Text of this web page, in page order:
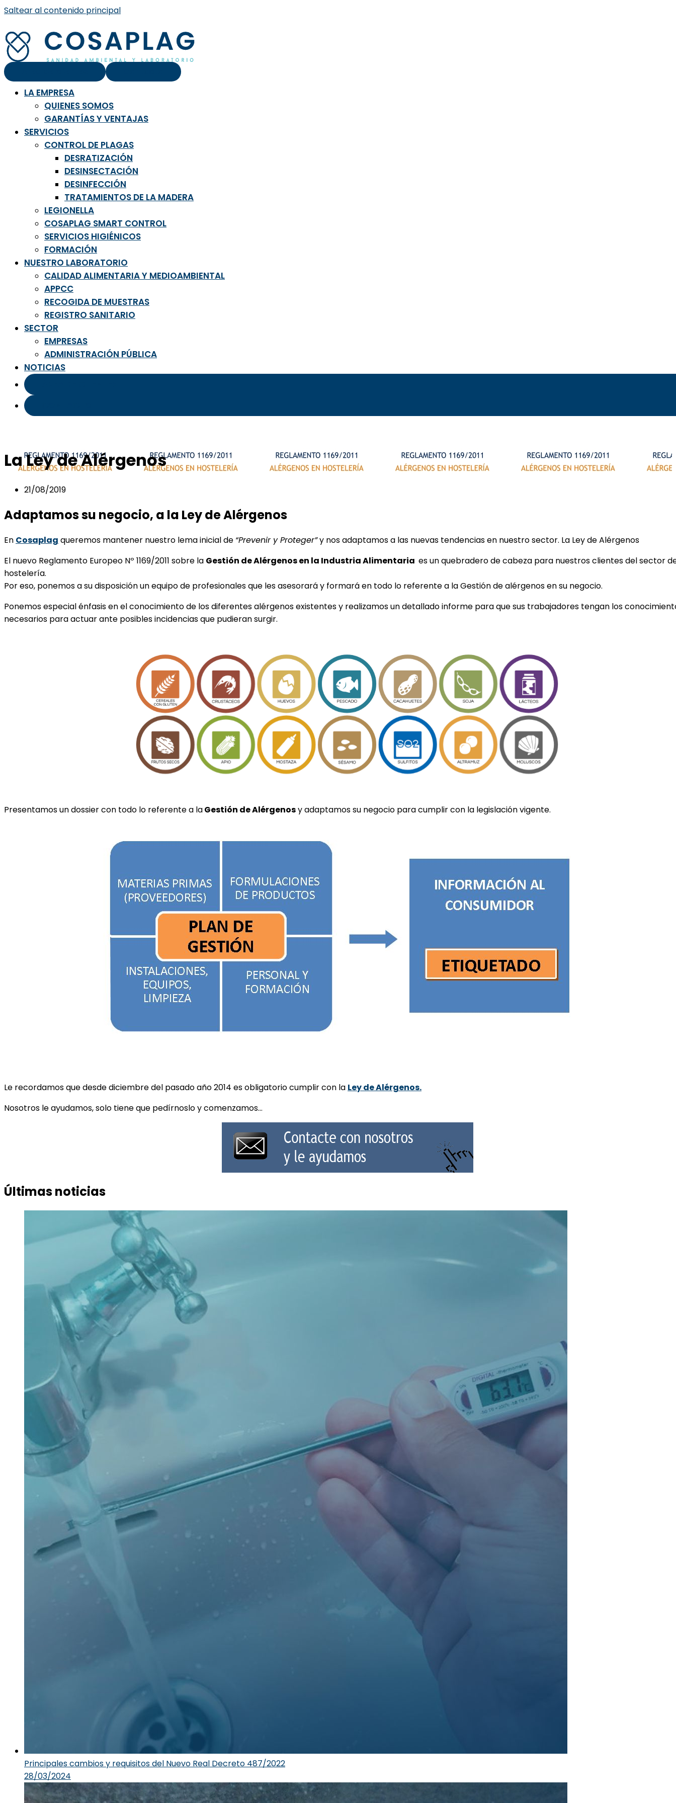
Saltear al contenido principal
LA EMPRESA
QUIENES SOMOS
GARANTÍAS Y VENTAJAS
SERVICIOS
CONTROL DE PLAGAS
DESRATIZACIÓN
DESINSECTACIÓN
DESINFECCIÓN
TRATAMIENTOS DE LA MADERA
LEGIONELLA
COSAPLAG SMART CONTROL
SERVICIOS HIGIÉNICOS
FORMACIÓN
NUESTRO LABORATORIO
CALIDAD ALIMENTARIA Y MEDIOAMBIENTAL
APPCC
RECOGIDA DE MUESTRAS
REGISTRO SANITARIO
SECTOR
EMPRESAS
ADMINISTRACIÓN PÚBLICA
NOTICIAS
La Ley de Alérgenos
21/08/2019
Adaptamos su negocio, a la Ley de Alérgenos
En Cosaplag queremos mantener nuestro lema inicial de “Prevenir y Proteger”y nos adaptamos a las nuevas tendencias en nuestro sector. La Ley de Alérgenos
El nuevo Reglamento Europeo Nº 1169/2011 sobre la Gestión de Alérgenos en la Industria Alimentaria es un quebradero de cabeza para nuestros clientes del sector
hostelería.
Por eso, ponemos a su disposición un equipo de profesionales que les asesorará y formará en todo lo referente a la Gestión de alérgenos en su negocio.
Ponemos especial énfasis en el conocimiento de los diferentes alérgenos existentes y realizamos un detallado informe para que sus trabajadores tengan los
necesarios para actuar ante posibles incidencias que pudieran surgir.
Presentamos un dossier con todo lo referente a laGestión de Alérgenosy adaptamos su negocio para cumplir con la legislación vigente.
Le recordamos que desde diciembre del pasado año 2014 es obligatorio cumplir con la Ley de Alérgenos.
Nosotros le ayudamos, solo tiene que pedírnoslo y comenzamos…
Últimas noticias
Principales cambios y requisitos del Nuevo Real Decreto 487/2022
28/03/2024